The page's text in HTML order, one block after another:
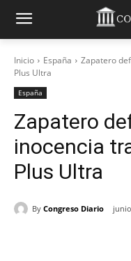
Inicio España
Zapatero
Plus Ultra
España
Zapatero
inocencia
Plus Ultra
By Congreso Diario